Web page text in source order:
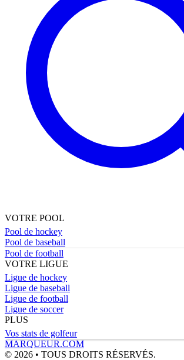
VOTRE POOL
Pool de hockey
Pool de baseball
Pool de football
VOTRE LIGUE
Ligue de hockey
Ligue de baseball
Ligue de football
Ligue de soccer
PLUS
Vos stats de golfeur
MARQUEUR.COM
© 2026 • TOUS DROITS RÉSERVÉS.